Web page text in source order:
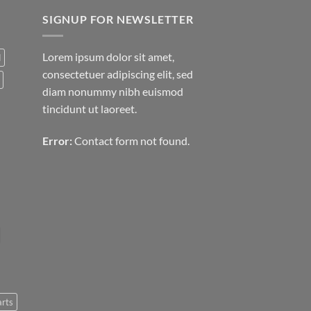
SIGNUP FOR NEWSLETTER
Lorem ipsum dolor sit amet,
consectetuer adipiscing elit, sed
diam nonummy nibh euismod
tincidunt ut laoreet.
Error: Contact form not found.